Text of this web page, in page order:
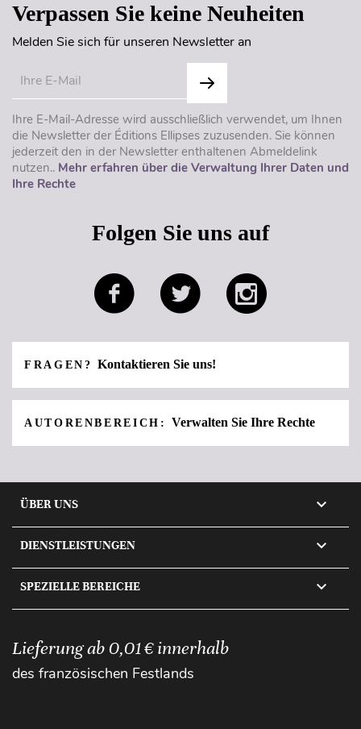
Verpassen Sie keine Neuheiten
Melden Sie sich für unseren Newsletter an
Ihre E-Mail-Adresse wird ausschließlich verwendet, um Ihnen
die Newsletter der Éditions Ellipses zuzusenden. Sie können
jederzeit den in der Newsletter enthaltenen Abmeldelink
nutzen.. Mehr erfahren über die Verwaltung Ihrer Daten und
Ihre Rechte
Folgen Sie uns auf
FRAGEN?Kontaktieren Sie uns!
AUTORENBEREICH: Verwalten Sie Ihre Rechte
ÜBER UNS 
DIENSTLEISTUNGEN 
SPEZIELLE BEREICHE 
Lieferung ab 0,01 € innerhalb
des französischen Festlands